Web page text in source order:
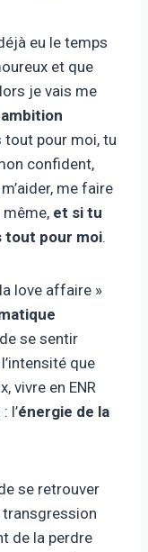
eu le temps
et que
je vais me
tout pour moi, tu
confident,
me faire
et si tu
tout pour moi.
love affaire »
se sentir
que
vivre en ENR
l’énergie de la
se retrouver
de la perdre